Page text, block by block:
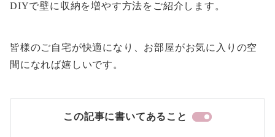
DIYで壁に収納を増やす方法をご紹介します。
皆様のご自宅が快適になり、お部屋がお気に入りの空
間になれば嬉しいです。
この記事に書いてあること